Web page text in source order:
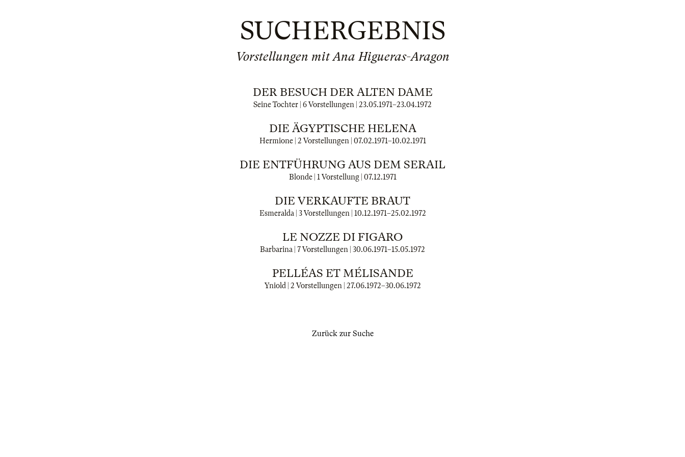
SUCHERGEBNIS
Vorstellungen mit Ana Higueras-Aragon
DER BESUCH DER ALTEN DAME
Seine Tochter | 6 Vorstellungen | 23.05.1971–23.04.1972
DIE ÄGYPTISCHE HELENA
Hermione | 2 Vorstellungen | 07.02.1971–10.02.1971
DIE ENTFÜHRUNG AUS DEM SERAIL
Blonde | 1 Vorstellung | 07.12.1971
DIE VERKAUFTE BRAUT
Esmeralda | 3 Vorstellungen | 10.12.1971–25.02.1972
LE NOZZE DI FIGARO
Barbarina | 7 Vorstellungen | 30.06.1971–15.05.1972
PELLÉAS ET MÉLISANDE
Yniold | 2 Vorstellungen | 27.06.1972–30.06.1972
Zurück zur Suche